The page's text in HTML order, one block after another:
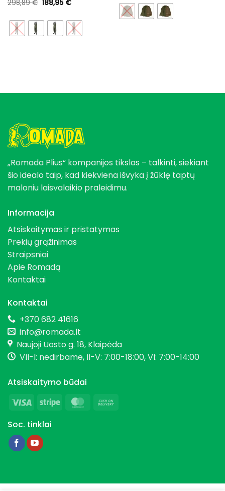
298,89€ Original
price
298,89 €.
188,95 €Current
188,95 €.
159,90 €.
„Romada Plius“ kompanijos tikslas – talkinti, siekiant
šio idealo taip, kad kiekviena išvyka į žūklę taptų
maloniu laisvalaikio praleidimu.
Informacija
Atsiskaitymas ir pristatymas
Prekių grąžinimas
Straipsniai
Apie Romadą
Kontaktai
Kontaktai
+370 682 41616
info@romada.lt
Naujoji Uosto g. 18, Klaipėda
VII-I: nedirbame, II-V: 7:00-18:00, VI: 7:00-14:00
Atsiskaitymo būdai
Visa
Stripe MasterCard
Soc. tinklai